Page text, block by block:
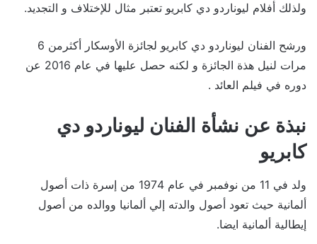
ولذلك أفلام ليوناردو دي كابريو تعتبر مثال للإختلاف و التجديد.
ورشح الفنان ليوناردو دي كابريو لجائزة الأوسكار أكثرمن 6
مرات لنيل هذة الجائزة و لكنه حصل عليها في عام 2016 عن
دوره في فيلم العائد .
نبذة عن نشأة الفنان ليوناردو دي
كابريو
ولد في 11 من نوفمبر في عام 1974 من إسرة ذات أصول
ألمانية حيث تعود أصول والدته إلي ألمانيا ووالده من أصول
إيطالية ألمانية ايضا.